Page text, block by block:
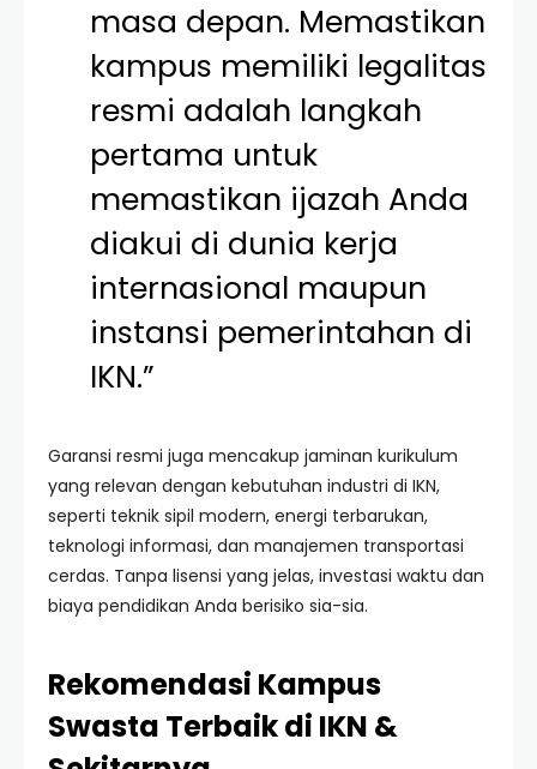
masa depan. Memastikan
kampus memiliki legalitas
resmi adalah langkah
pertama untuk
memastikan ijazah Anda
diakui di dunia kerja
internasional maupun
instansi pemerintahan di
IKN.”
Garansi resmi juga mencakup jaminan kurikulum
yang relevan dengan kebutuhan industri di IKN,
seperti teknik sipil modern, energi terbarukan,
teknologi informasi, dan manajemen transportasi
cerdas. Tanpa lisensi yang jelas, investasi waktu dan
biaya pendidikan Anda berisiko sia-sia.
Rekomendasi Kampus
Swasta Terbaik di IKN &